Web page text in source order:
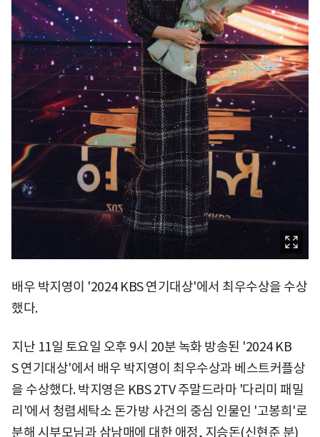
배우 박지영이 '2024 KBS 연기대상'에서 최우수상을 수상
했다.
지난 11일 토요일 오후 9시 20분 녹화 방송된 '2024 KB
S 연기대상'에서 배우 박지영이 최우수상과 베스트커플상
을 수상했다. 박지영은 KBS 2TV 주말드라마 '다리미 패밀
리'에서 청렴세탁소 돈가방 사건의 중심 인물인 '고봉희'로
분해 시부모님과 삼남매에 대한 애정, 지승돈(신현준 분)